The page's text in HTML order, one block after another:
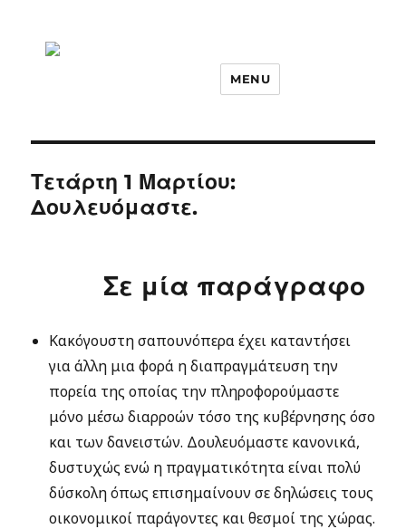
MENU
Τετάρτη 1 Μαρτίου:
Δουλευόμαστε.
Σε μία παράγραφο
Κακόγουστη σαπουνόπερα έχει καταντήσει
για άλλη μια φορά η διαπραγμάτευση την
πορεία της οποίας την πληροφορούμαστε
μόνο μέσω διαρροών τόσο της κυβέρνησης όσο
και των δανειστών. Δουλευόμαστε κανονικά,
δυστυχώς ενώ η πραγματικότητα είναι πολύ
δύσκολη όπως επισημαίνουν σε δηλώσεις τους
οικονομικοί παράγοντες και θεσμοί της χώρας.